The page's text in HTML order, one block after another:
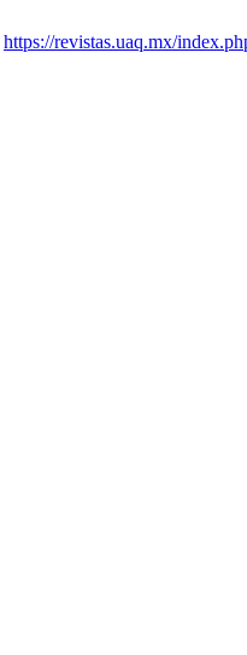
https://revistas.uaq.mx/